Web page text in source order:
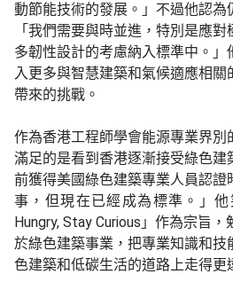
動節能技術的發展。」不過他認為
「我們需要與時並進，特別是應
多韌性設計的考慮納入標準中。」
入更多與智慧建築和氣候適應相
帶來的挑戰。
作為香港工程師學會能源專業界別
滿足的是看到香港逐漸接受綠色
前獲得美國綠色建築專業人員認
事，但現在已經成為標準。」
Hungry, Stay Curious」作為宗旨
於綠色建築事業，把專業知識和
色建築和低碳生活的道路上走得更